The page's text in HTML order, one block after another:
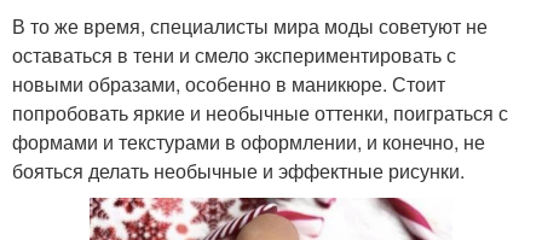
В то же время, специалисты мира моды советуют не
оставаться в тени и смело экспериментировать с
новыми образами, особенно в маникюре. Стоит
попробовать яркие и необычные оттенки, поиграться с
формами и текстурами в оформлении, и конечно, не
бояться делать необычные и эффектные рисунки.